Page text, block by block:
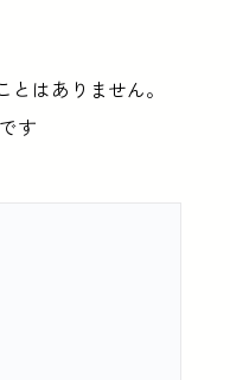
はありません。
す